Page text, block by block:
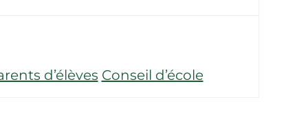
d’élèves Conseil d’école